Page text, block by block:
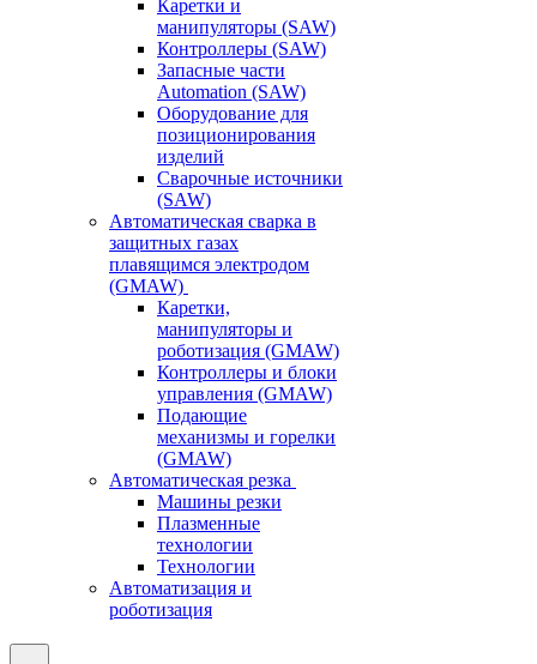
Каретки и
манипуляторы (SAW)
Контроллеры (SAW)
Запасные части
Automation (SAW)
Оборудование для
позиционирования
изделий
Сварочные источники
(SAW)
Автоматическая сварка в
защитных газах
плавящимся электродом
(GMAW)
Каретки,
манипуляторы и
роботизация (GMAW)
Контроллеры и блоки
управления (GMAW)
Подающие
механизмы и горелки
(GMAW)
Автоматическая резка
Машины резки
Плазменные
технологии
Технологии
Автоматизация и
роботизация